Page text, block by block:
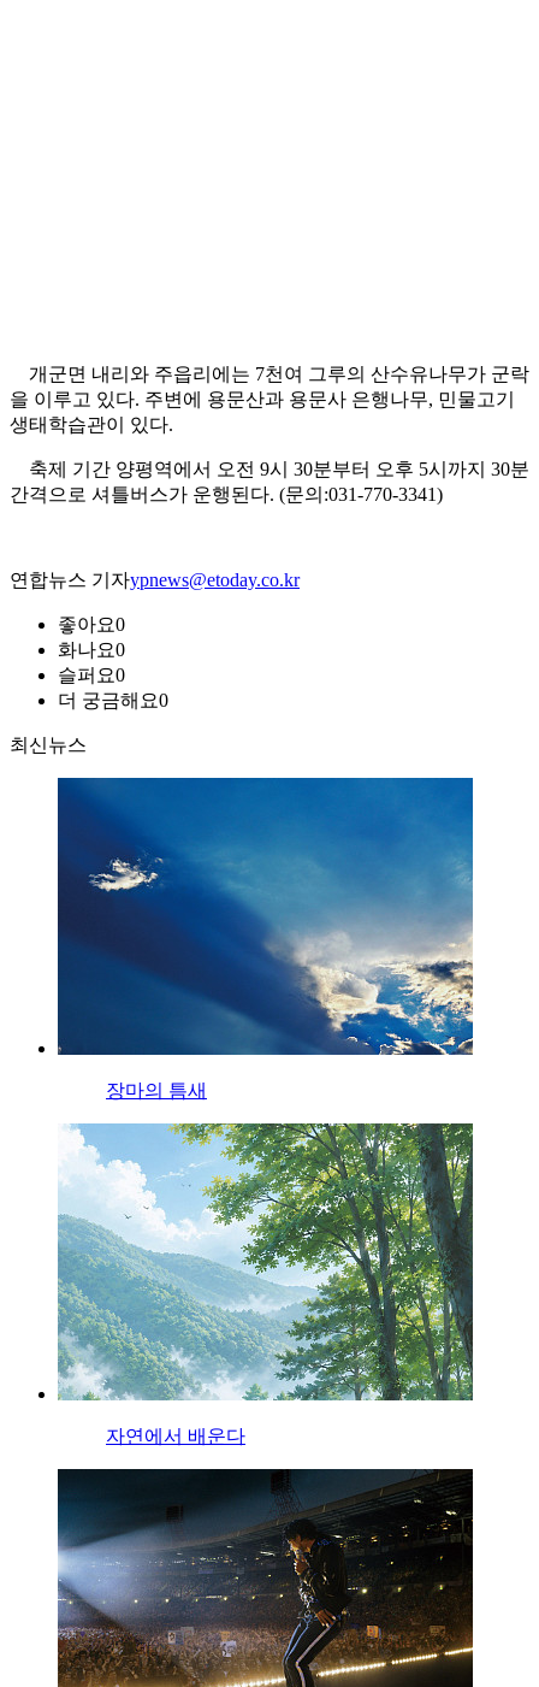
개군면 내리와 주읍리에는 7천여 그루의 산수유나무가 군락
을 이루고 있다. 주변에 용문산과 용문사 은행나무, 민물고기
생태학습관이 있다.
축제 기간 양평역에서 오전 9시 30분부터 오후 5시까지 30분
간격으로 셔틀버스가 운행된다. (문의:031-770-3341)
연합뉴스 기자ypnews@etoday.co.kr
좋아요0
화나요0
슬퍼요0
더 궁금해요0
최신뉴스
장마의 틈새
자연에서 배운다